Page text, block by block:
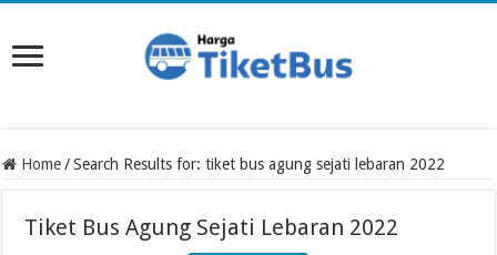
Home / Search Results for: tiket bus agung sejati lebaran 2022
Tiket Bus Agung Sejati Lebaran 2022